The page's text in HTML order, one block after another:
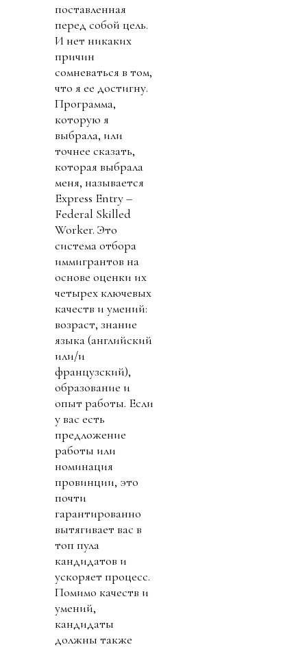
поставленная
перед собой цель.
И нет никаких
причин
сомневаться в том,
что я ее достигну.
Программа,
которую я
выбрала, или
точнее сказать,
которая выбрала
меня, называется
Express Entry –
Federal Skilled
Worker. Это
система отбора
иммигрантов на
основе оценки их
четырех ключевых
качеств и умений:
возраст, знание
языка (английский
или/и
французский),
образование и
опыт работы. Если
у вас есть
предложение
работы или
номинация
провинции, это
почти
гарантированно
вытягивает вас в
топ пула
кандидатов и
ускоряет процесс.
Помимо качеств и
умений,
кандидаты
должны также